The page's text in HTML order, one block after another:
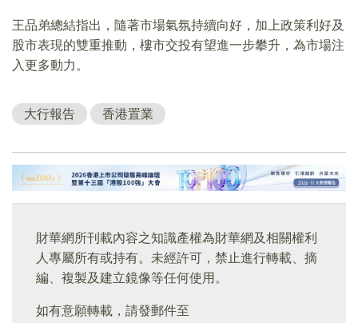
王品弟總結指出，隨著市場氣氛持續向好，加上政策利好及
股市表現的雙重推動，樓市交投有望進一步攀升，為市場注
入更多動力。
大行報告 香港置業
財華網所刊載內容之知識產權為財華網及相關權利
人專屬所有或持有。未經許可，禁止進行轉載、摘
編、複製及建立鏡像等任何使用。
如有意願轉載，請發郵件至